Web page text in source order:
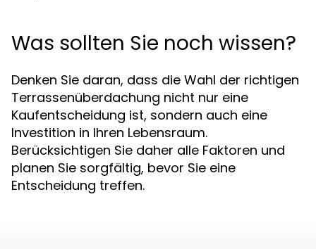
Was sollten Sie noch wissen?
Denken Sie daran, dass die Wahl der richtigen
Terrassenüberdachung nicht nur eine
Kaufentscheidung ist, sondern auch eine
Investition in Ihren Lebensraum.
Berücksichtigen Sie daher alle Faktoren und
planen Sie sorgfältig, bevor Sie eine
Entscheidung treffen.